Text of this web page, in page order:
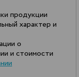
продукции
характер и
о
и стоимости